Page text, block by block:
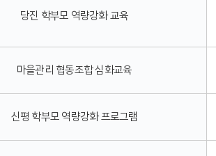
당진 학부모 역량강화 교육
마을관리 협동조합 심화교육
신평 학부모 역량강화 프로그램